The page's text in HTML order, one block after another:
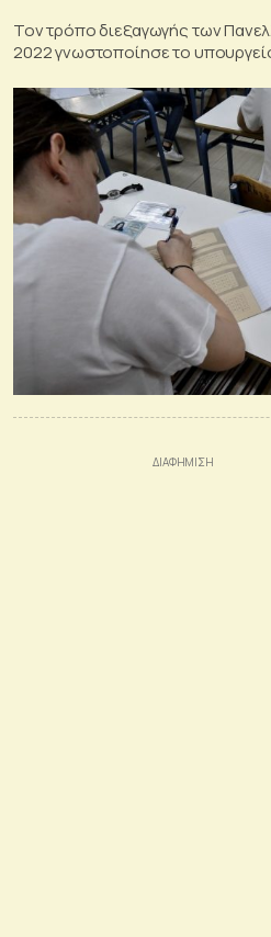
Τον τρόπο διεξαγωγής των
2022 γνωστοποίησε το